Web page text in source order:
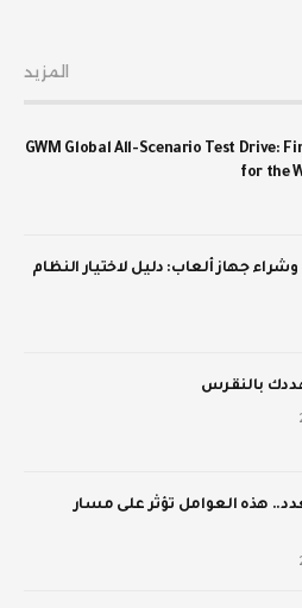
المزيد
GWM Global All-Scenario Test Drive:
for the
وشراء جهاز ألعاب: دليل لاختيار النظام
بالنقرس
هذه العوامل تؤثر على مسار